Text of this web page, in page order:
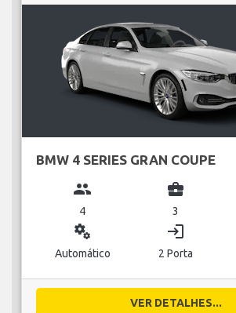
BMW 4 SERIES GRAN COUPE
group
4
business_center
3
miscellaneous_services
Automático
login
2 Porta
VER DETALHES...